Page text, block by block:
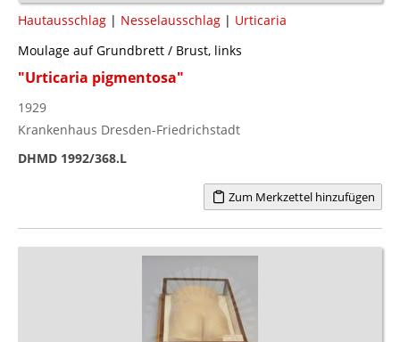
Hautausschlag | Nesselausschlag | Urticaria
Moulage auf Grundbrett / Brust, links
"Urticaria pigmentosa"
1929
Krankenhaus Dresden-Friedrichstadt
DHMD 1992/368.L
Zum Merkzettel hinzufügen